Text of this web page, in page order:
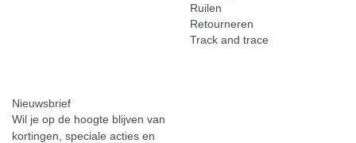
Ruilen
Retourneren
Track and trace
Nieuwsbrief
Wil je op de hoogte blijven van
kortingen, speciale acties en